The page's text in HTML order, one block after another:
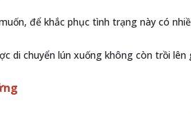
để khắc phục tình trạng này có
di chuyển lún xuống không còn trồi